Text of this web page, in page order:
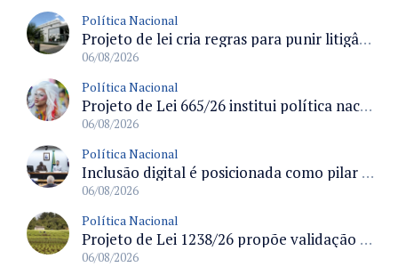
Política Nacional
Projeto de lei cria regras para punir litigância abusiva reversa e integrar sistemas do Judiciário
06/08/2026
Política Nacional
Projeto de Lei 665/26 institui política nacional para prevenção ao transfeminicídio e prevê medidas de proteção e reparação
06/08/2026
Política Nacional
Inclusão digital é posicionada como pilar essencial da reurbanização de favelas e periferias
06/08/2026
Política Nacional
Projeto de Lei 1238/26 propõe validação automática do Cadastro Ambiental Rural para imóveis de até quatro módulos fiscais
06/08/2026